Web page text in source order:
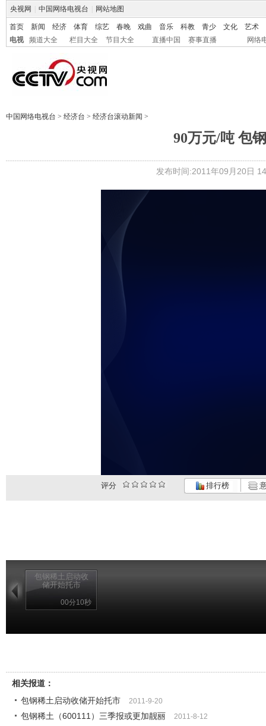
央视网 中国网络电视台 网站地图
首页 新闻 经济 体育 综艺 春晚 戏曲 音乐 科教 青少 文化
艺术
电视
频道大全 栏目大全 节目大全 直播中国 赛事直播 网络
中国网络电视台 > 经济台 > 经济台滚动新闻 >
90万元/吨 包
发布时间:2011年09月20日
评分 排行榜
包钢稀土启动收
储开始托市
00分10秒
相关报道：
包钢稀土启动收储开始托市
2011-9-20
包钢稀土（600111）三季报或更加靓丽 2011-8-12